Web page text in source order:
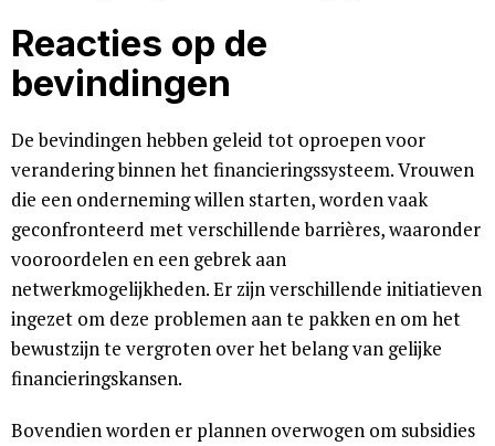
Reacties op de
bevindingen
De bevindingen hebben geleid tot oproepen voor
verandering binnen het financieringssysteem. Vrouwen
die een onderneming willen starten, worden vaak
geconfronteerd met verschillende barrières, waaronder
vooroordelen en een gebrek aan
netwerkmogelijkheden. Er zijn verschillende initiatieven
ingezet om deze problemen aan te pakken en om het
bewustzijn te vergroten over het belang van gelijke
financieringskansen.
Bovendien worden er plannen overwogen om subsidies